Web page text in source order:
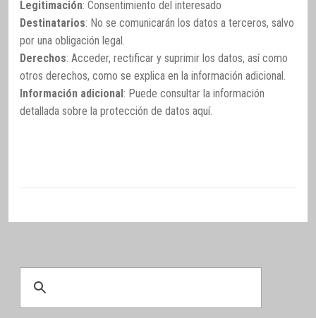
Legitimación: Consentimiento del interesado
Destinatarios: No se comunicarán los datos a terceros, salvo
por una obligación legal.
Derechos: Acceder, rectificar y suprimir los datos, así como
otros derechos, como se explica en la información adicional.
Información adicional: Puede consultar la información
detallada sobre la protección de datos aquí.